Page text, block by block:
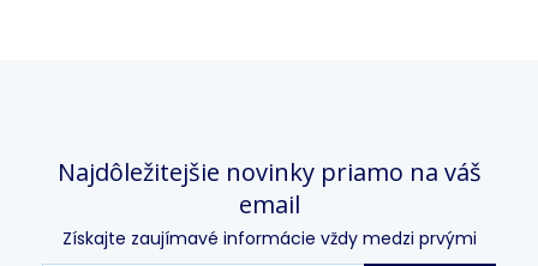
Najdôležitejšie novinky priamo na váš
email
Získajte zaujímavé informácie vždy medzi prvými